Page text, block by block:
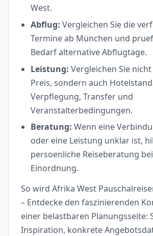
West.
Abflug: Vergleichen Sie die
Termine ab München und
Bedarf alternative Abflugtage.
Leistung: Vergleichen Sie
Preis, sondern auch
Verpflegung, Transfer und
Veranstalterbedingungen.
Beratung: Wenn eine
oder eine Leistung unklar ist,
persoenliche Reiseberatung
Einordnung.
So wird Afrika West
– Entdecke den faszinierenden
einer belastbaren Planungsseite:
Inspiration, konkrete